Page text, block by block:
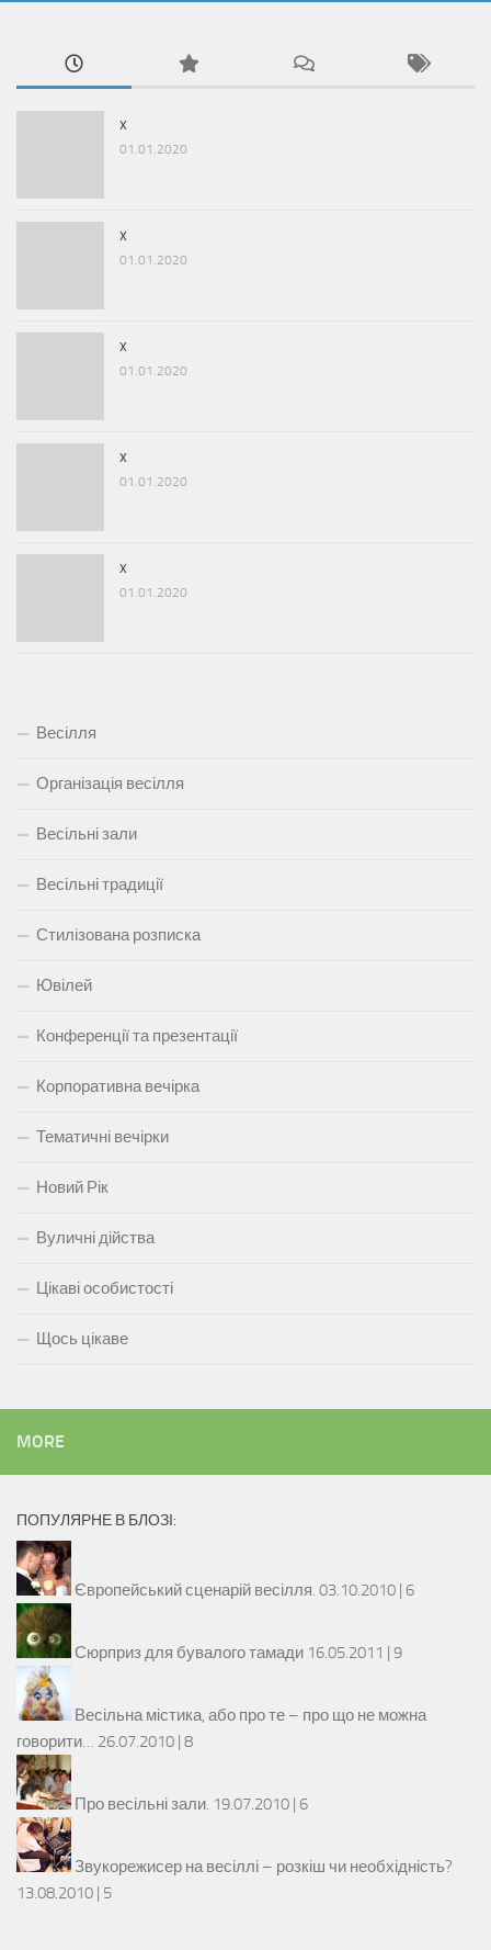
x
01.01.2020
x
01.01.2020
x
01.01.2020
x
01.01.2020
x
01.01.2020
Весілля
Організація весілля
Весільні зали
Весільні традиції
Стилізована розписка
Ювілей
Конференції та презентації
Корпоративна вечірка
Тематичні вечірки
Новий Рік
Вуличні дійства
Цікаві особистості
Щось цікаве
MORE
ПОПУЛЯРНЕ В БЛОЗІ:
Європейський сценарій весілля. 03.10.2010 | 6
Сюрприз для бувалого тамади 16.05.2011 | 9
Весільна містика, або про те – про що не можна
говорити… 26.07.2010 | 8
Про весільні зали. 19.07.2010 | 6
Звукорежисер на весіллі – розкіш чи необхідність?
13.08.2010 | 5